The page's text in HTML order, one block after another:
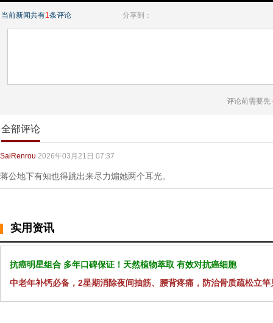
当前新闻共有1 条评论 分享到：
评论前需要先
全部评论
SaiRenrou 2026年03月21日 07:37
蒋公地下有知也得跳出来尽力煽她两个耳光。
实用资讯
抗癌明星组合 多年口碑保证！天然植物萃取 有效对抗癌细胞
中老年补钙必备，2星期消除夜间抽筋、腰背疼痛，防治骨质疏松立竿